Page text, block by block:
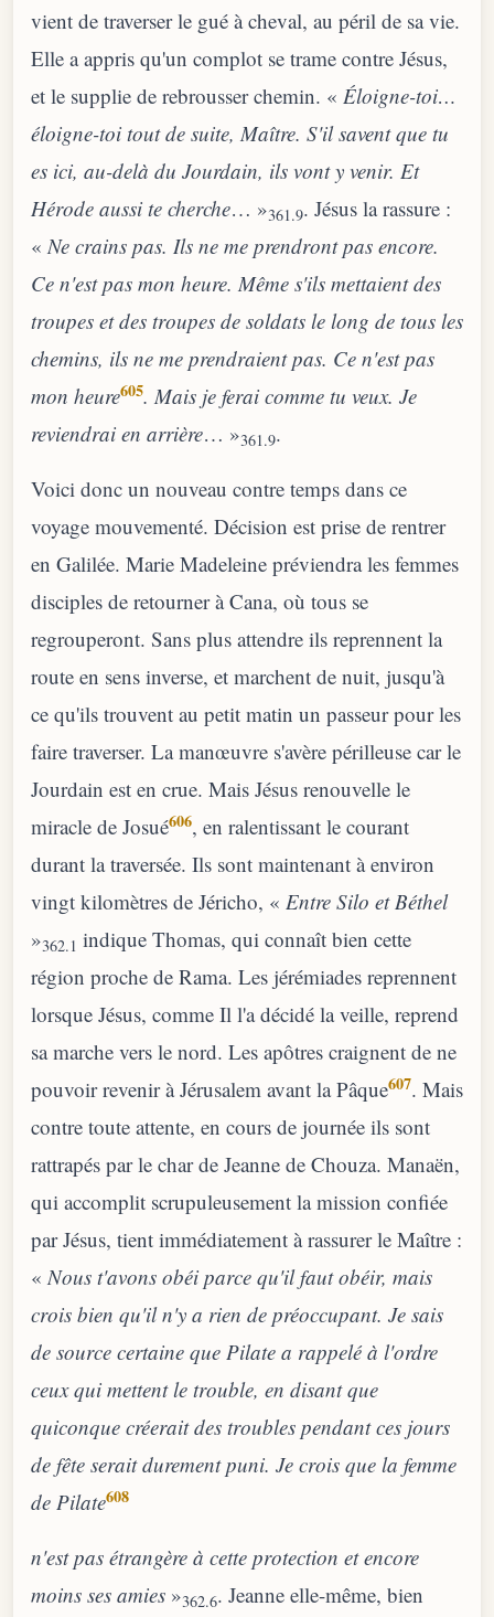
vient de traverser le gué à cheval, au péril de sa vie.
Elle a appris qu'un complot se trame contre Jésus,
et le supplie de rebrousser chemin. « Éloigne-toi…
éloigne-toi tout de suite, Maître. S'il savent que tu
es ici, au-delà du Jourdain, ils vont y venir. Et
Hérode aussi te cherche… »361.9. Jésus la rassure :
«Ne crains pas. Ils ne me prendront pas encore.
Ce n'est pas mon heure. Même s'ils mettaient des
troupes et des troupes de soldats le long de tous les
chemins, ils ne me prendraient pas. Ce n'est pas
mon heure605. Mais je ferai comme tu veux. Je
reviendrai en arrière… »361.9.
Voici donc un nouveau contre temps dans ce
voyage mouvementé. Décision est prise de rentrer
en Galilée. Marie Madeleine préviendra les femmes
disciples de retourner à Cana, où tous se
regrouperont. Sans plus attendre ils reprennent la
route en sens inverse, et marchent de nuit, jusqu'à
ce qu'ils trouvent au petit matin un passeur pour les
faire traverser. La manœuvre s'avère périlleuse car le
Jourdain est en crue. Mais Jésus renouvelle le
miracle de Josué606, en ralentissant le courant
durant la traversée. Ils sont maintenant à environ
vingt kilomètres de Jéricho, « Entre Silo et Béthel
»362.1 indique Thomas, qui connaît bien cette
région proche de Rama. Les jérémiades reprennent
lorsque Jésus, comme Il l'a décidé la veille, reprend
sa marche vers le nord. Les apôtres craignent de ne
pouvoir revenir à Jérusalem avant la Pâque607. Mais
contre toute attente, en cours de journée ils sont
rattrapés par le char de Jeanne de Chouza. Manaën,
qui accomplit scrupuleusement la mission confiée
par Jésus, tient immédiatement à rassurer le Maître :
«Nous t'avons obéi parce qu'il faut obéir, mais
crois bien qu'il n'y a rien de préoccupant. Je sais
de source certaine que Pilate a rappelé à l'ordre
ceux qui mettent le trouble, en disant que
quiconque créerait des troubles pendant ces jours
de fête serait durement puni. Je crois que la femme
de Pilate608
n'est pas étrangère à cette protection et encore
moins ses amies »362.6. Jeanne elle-même, bien